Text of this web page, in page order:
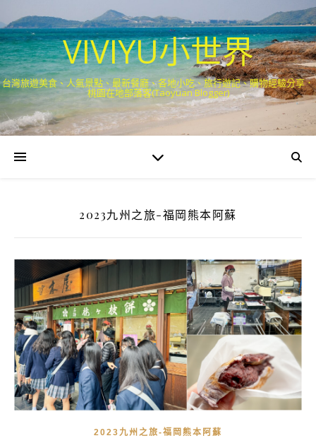
VIVIYU小世界
台灣旅遊美食、人氣景點、最新餐廳、各地小吃、旅行遊記、購物經驗分享．
桃園在地部落客(Taoyuan Blogger)
2023九州之旅-福岡熊本阿蘇
2023九州之旅-福岡熊本阿蘇